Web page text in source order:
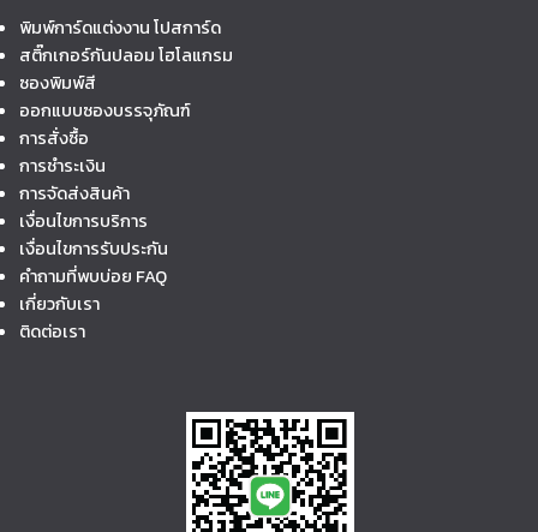
พิมพ์การ์ดแต่งงาน โปสการ์ด
สติ๊กเกอร์กันปลอม โฮโลแกรม
ซองพิมพ์สี
ออกแบบซองบรรจุภัณฑ์
การสั่งซื้อ
การชำระเงิน
การจัดส่งสินค้า
เงื่อนไขการบริการ
เงื่อนไขการรับประกัน
คำถามที่พบบ่อย FAQ
เกี่ยวกับเรา
ติดต่อเรา